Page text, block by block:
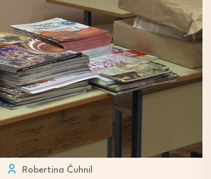
Robertina Čuhnil